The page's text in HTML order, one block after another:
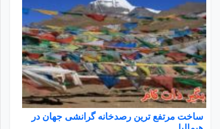
ساخت مرتفع ترین رصدخانه گرانشی جهان در